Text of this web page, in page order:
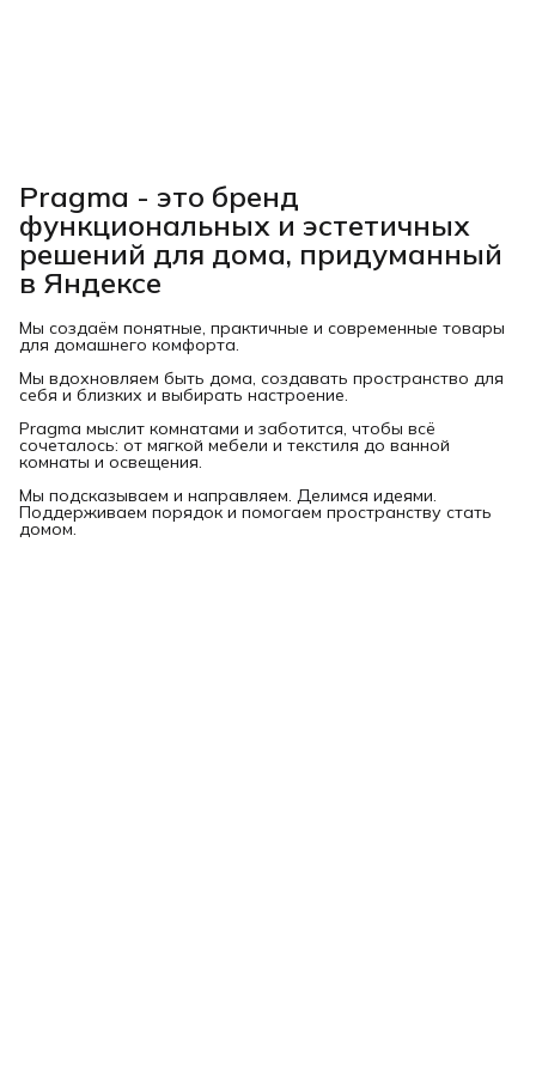
Pragma - это бренд
функциональных и эстетичных
решений для дома, придуманный
в Яндексе
Мы создаём понятные, практичные и современные товары
для домашнего комфорта.
Мы вдохновляем быть дома, создавать пространство для
себя и близких и выбирать настроение.
Pragma мыслит комнатами и заботится, чтобы всё
сочеталось: от мягкой мебели и текстиля до ванной
комнаты и освещения.
Мы подсказываем и направляем. Делимся идеями.
Поддерживаем порядок и помогаем пространству стать
домом.